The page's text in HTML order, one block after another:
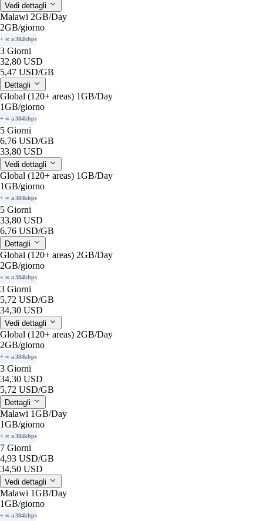
Vedi dettagli
Malawi 2GB/Day
2GB/giorno
+ ∞ a 384kbps
3 Giorni
32,80 USD
5,47 USD/GB
Dettagli
Global (120+ areas) 1GB/Day
1GB/giorno
+ ∞ a 384kbps
5 Giorni
6,76 USD/GB
33,80 USD
Vedi dettagli
Global (120+ areas) 1GB/Day
1GB/giorno
+ ∞ a 384kbps
5 Giorni
33,80 USD
6,76 USD/GB
Dettagli
Global (120+ areas) 2GB/Day
2GB/giorno
+ ∞ a 384kbps
3 Giorni
5,72 USD/GB
34,30 USD
Vedi dettagli
Global (120+ areas) 2GB/Day
2GB/giorno
+ ∞ a 384kbps
3 Giorni
34,30 USD
5,72 USD/GB
Dettagli
Malawi 1GB/Day
1GB/giorno
+ ∞ a 384kbps
7 Giorni
4,93 USD/GB
34,50 USD
Vedi dettagli
Malawi 1GB/Day
1GB/giorno
+ ∞ a 384kbps